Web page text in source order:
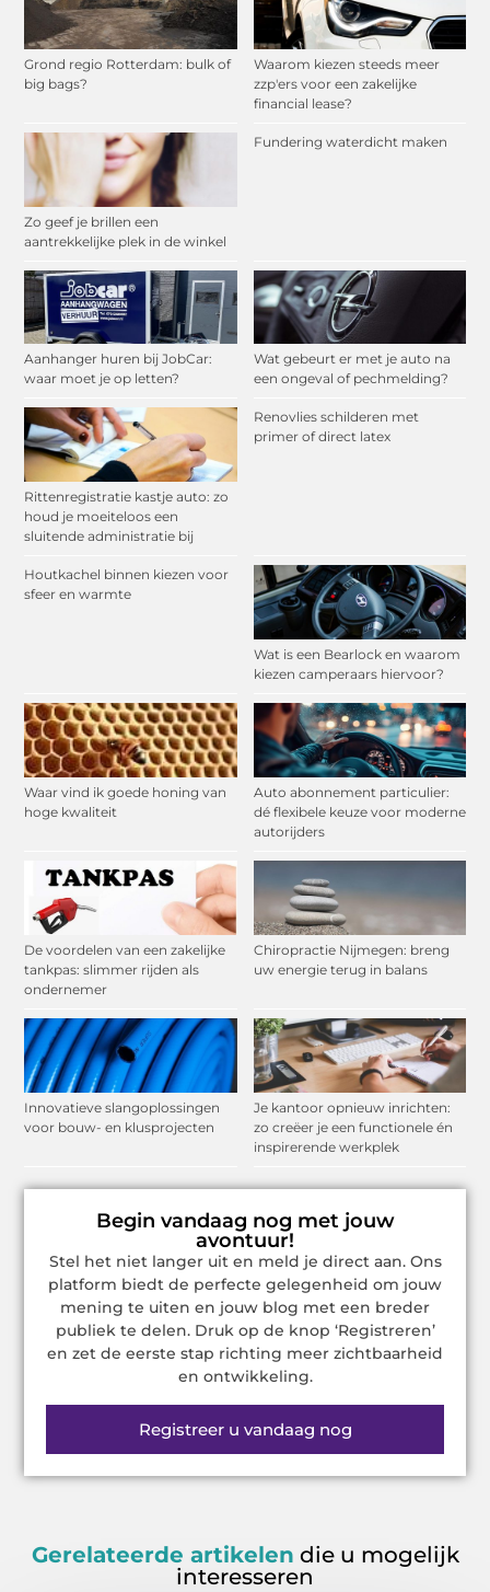
Grond regio Rotterdam: bulk of
big bags?
Waarom kiezen steeds meer
zzp'ers voor een zakelijke
financial lease?
Zo geef je brillen een
aantrekkelijke plek in de winkel
Fundering waterdicht maken
Aanhanger huren bij JobCar:
waar moet je op letten?
Wat gebeurt er met je auto na
een ongeval of pechmelding?
Rittenregistratie kastje auto: zo
houd je moeiteloos een
sluitende administratie bij
Renovlies schilderen met
primer of direct latex
Houtkachel binnen kiezen voor
sfeer en warmte
Wat is een Bearlock en waarom
kiezen camperaars hiervoor?
Waar vind ik goede honing van
hoge kwaliteit
Auto abonnement particulier:
dé flexibele keuze voor moderne
autorijders
De voordelen van een zakelijke
tankpas: slimmer rijden als
ondernemer
Chiropractie Nijmegen: breng
uw energie terug in balans
Innovatieve slangoplossingen
voor bouw- en klusprojecten
Je kantoor opnieuw inrichten:
zo creëer je een functionele én
inspirerende werkplek
Begin vandaag nog met jouw
avontuur!
Stel het niet langer uit en meld je direct aan. Ons
platform biedt de perfecte gelegenheid om jouw
mening te uiten en jouw blog met een breder
publiek te delen. Druk op de knop ‘Registreren’
en zet de eerste stap richting meer zichtbaarheid
en ontwikkeling.
Registreer u vandaag nog
Gerelateerde artikelen die u mogelijk
interesseren